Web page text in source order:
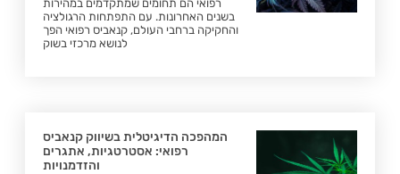
רפואי הם תחומים שמתקדמים במהירות
בשנים האחרונות. עם התפתחות הרגולציה
והחקיקה ברחבי העולם, קנאביס רפואי הפך
לנושא מרכזי בשוק
המהפכה הדיגיטלית בשיווק קנאביס
רפואי: אסטרטגיות, אתגרים
והזדמנויות